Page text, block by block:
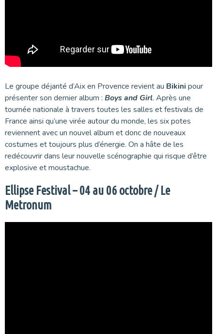
Le groupe déjanté d’Aix en Provence revient au Bikini pour
présenter son dernier album : Boys and Girl. Après une
tournée nationale à travers toutes les salles et festivals de
France ainsi qu’une virée autour du monde, les six potes
reviennent avec un nouvel album et donc de nouveaux
costumes et toujours plus d’énergie. On a hâte de les
redécouvrir dans leur nouvelle scénographie qui risque d’être
explosive et moustachue.
Ellipse Festival – 04 au 06 octobre / Le
Metronum